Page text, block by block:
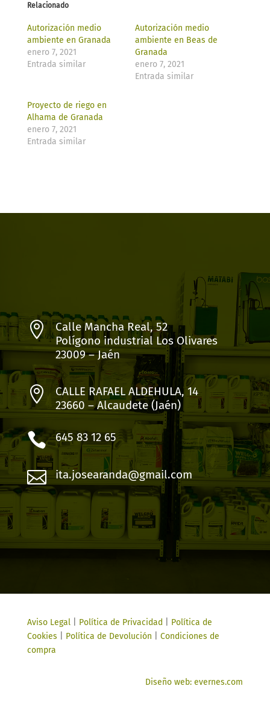
Relacionado
Autorización medio
ambiente en Granada
enero 7, 2021
Entrada similar
Autorización medio
ambiente en Beas de
Granada
enero 7, 2021
Entrada similar
Proyecto de riego en
Alhama de Granada
enero 7, 2021
Entrada similar

Calle Mancha Real, 52
Polígono industrial Los Olivares
23009 – Jaén

CALLE RAFAEL ALDEHULA, 14
23660 – Alcaudete (Jaén)
 645 83 12 65
 ita.josearanda@gmail.com
Aviso Legal| Política de Privacidad
Política de
Cookies
Política de Devolución
Condiciones de
compra
Diseño web: evernes.com